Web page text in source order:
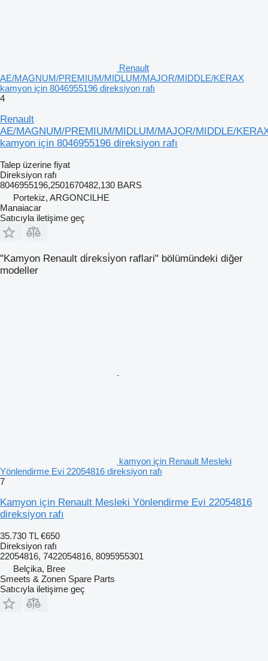
Renault
AE/MAGNUM/PREMIUM/MIDLUM/MAJOR/MIDDLE/KERAX
kamyon için 8046955196 direksiyon rafı
4
Renault
AE/MAGNUM/PREMIUM/MIDLUM/MAJOR/MIDDLE/
kamyon için 8046955196 direksiyon rafı
Talep üzerine fiyat
Direksiyon rafı
8046955196,2501670482,130 BARS
Portekiz, ARGONCILHE
Manaiacar
Satıcıyla iletişime geç
"Kamyon Renault di̇reksi̇yon raflari" bölümündeki diğer
modeller
kamyon için Renault Mesleki
Yönlendirme Evi 22054816 direksiyon rafı
7
Kamyon için Renault Mesleki Yönlendirme Evi 22054816
direksiyon rafı
35.730 TL €650
Direksiyon rafı
22054816, 7422054816, 8095955301
Belçika, Bree
Smeets & Zonen Spare Parts
Satıcıyla iletişime geç